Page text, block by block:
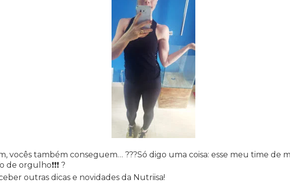
vocês também conseguem… ???Só digo uma coisa: esse meu time de
de orgulho❗❗❗ ?
outras dicas e novidades da Nutriisa!